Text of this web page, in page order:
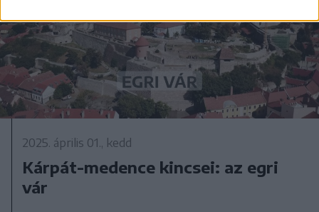
2025. április 01., kedd
Kárpát-medence kincsei: az egri
vár